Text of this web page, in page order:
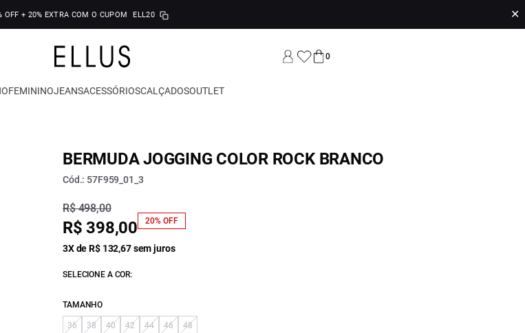
OFF + 20% EXTRA COM O CUPOM ELL20 ✕
0
FEMININOJEANSACESSÓRIOSCALÇADOSOUTLET
BERMUDA JOGGING COLOR ROCK BRANCO
Cód.: 57F959_01_3
R$ 498,00
R$ 398,00 20% OFF
3X de R$ 132,67 sem juros
SELECIONE A COR:
TAMANHO
36 38 40 42 44 46 48